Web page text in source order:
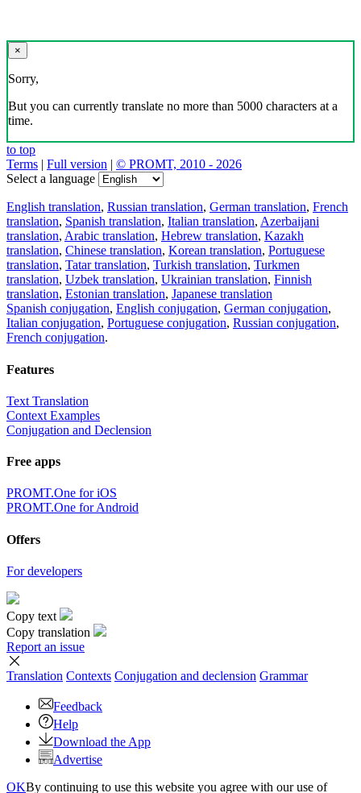
×
Sorry,
But you can currently translate no more than 5000 characters at a
time.
to top
Terms | Full version | © PROMT, 2010 - 2026
Select a language
English translation, Russian translation, German translation, French
translation, Spanish translation, Italian translation, Azerbaijani
translation, Arabic translation, Hebrew translation, Kazakh
translation, Chinese translation, Korean translation, Portuguese
translation, Tatar translation, Turkish translation, Turkmen
translation, Uzbek translation, Ukrainian translation, Finnish
translation, Estonian translation, Japanese translation
Spanish conjugation, English conjugation, German conjugation,
Italian conjugation, Portuguese conjugation, Russian conjugation,
French conjugation.
Features
Text Translation
Context Examples
Conjugation and Declension
Free apps
PROMT.One for iOS
PROMT.One for Android
Offers
For developers
Copy text
Copy translation
Report an issue
Translation Contexts Conjugation and declension Grammar
Feedback
Help
Download the App
Advertise
OKBy continuing to use this website you agree with our use of